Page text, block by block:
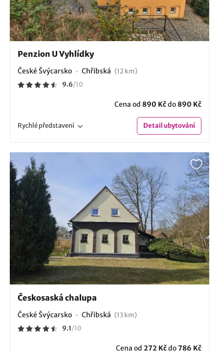
Penzion U Vyhlídky
České Švýcarsko Chřibská (12 km)
9.6/10
Cena od 890 Kčdo 890 Kč
Rychlépředstavení Detailubytování
Českosaská chalupa
České Švýcarsko Chřibská (13 km)
9.1/10
Cena od 272 Kčdo786 Kč